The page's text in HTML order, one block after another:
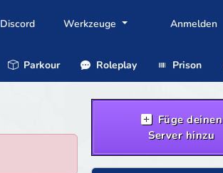
Discord Werkzeuge Anmelden
Parkour Roleplay Prison
Füge deinen
Server hinzu